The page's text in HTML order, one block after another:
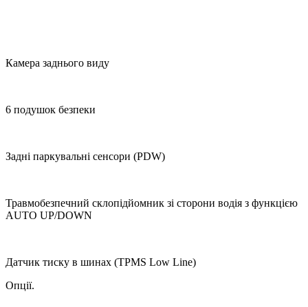
Камера заднього виду
6 подушок безпеки
Задні паркувальні сенсори (PDW)
Травмобезпечний склопідйомник зі сторони водія з функцією
AUTO UP/DOWN
Датчик тиску в шинах (TPMS Low Line)
Опції.